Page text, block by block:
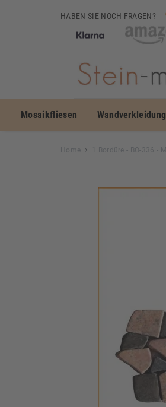
HABEN SIE NOCH FRAGEN?
Mosaikfliesen Wandverkleidung
Home 1 Bordüre - BO-336 -